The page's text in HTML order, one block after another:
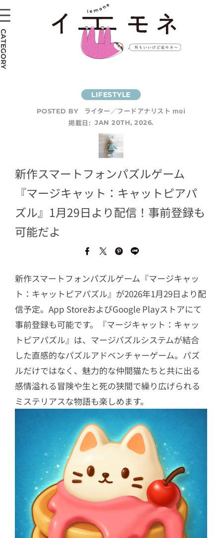
POSTED BY
ライター／フードアナリスト moi
掲載日: JAN 20TH, 2026.
新作スマートフォンパズルゲーム
『マージキャット：キャットピアパ
ズル』1月29日より配信！事前登録も
可能だよ
新作スマートフォンパズルゲーム『マージキャッ
ト：キャットピアパズル』が2026年1月29日より配
信予定。App StoreおよびGoogle Playストアにて
事前登録も可能です。『マージキャット：キャッ
トピアパズル』は、マージパズルシステムが結合
した直感的なパズルアドベンチャーゲーム。パズ
ルだけではなく、魅力的な仲間猫たちと共に出る
感情溢れる冒険や生と死の狭間で繰り広げられる
ミステリアスな物語も楽しめます。